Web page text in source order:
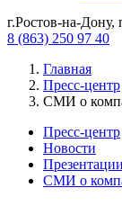
г.Ростов-на-
8 (863) 250 97 40
Главная
Пресс-центр
СМИ о
Пресс-центр
Новости
Презентации
СМИ о